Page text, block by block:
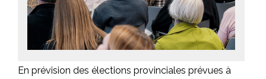
En prévision des élections provinciales prévues à